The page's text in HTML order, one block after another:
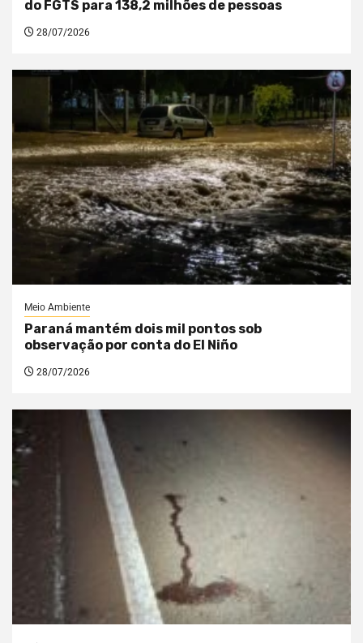
do FGTS para 138,2 milhões de pessoas
28/07/2026
Meio Ambiente
Paraná mantém dois mil pontos sob
observação por conta do El Niño
28/07/2026